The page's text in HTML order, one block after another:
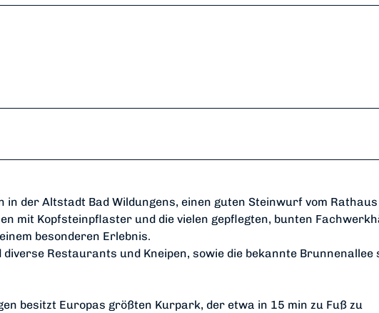
der Altstadt Bad Wildungens, einen guten Steinwurf vom Rathaus
mit Kopfsteinpflaster und die vielen gepflegten, bunten
besonderen Erlebnis.
Restaurants und Kneipen, sowie die bekannte Brunnenallee
besitzt Europas größten Kurpark, der etwa in 15 min zu Fuß zu